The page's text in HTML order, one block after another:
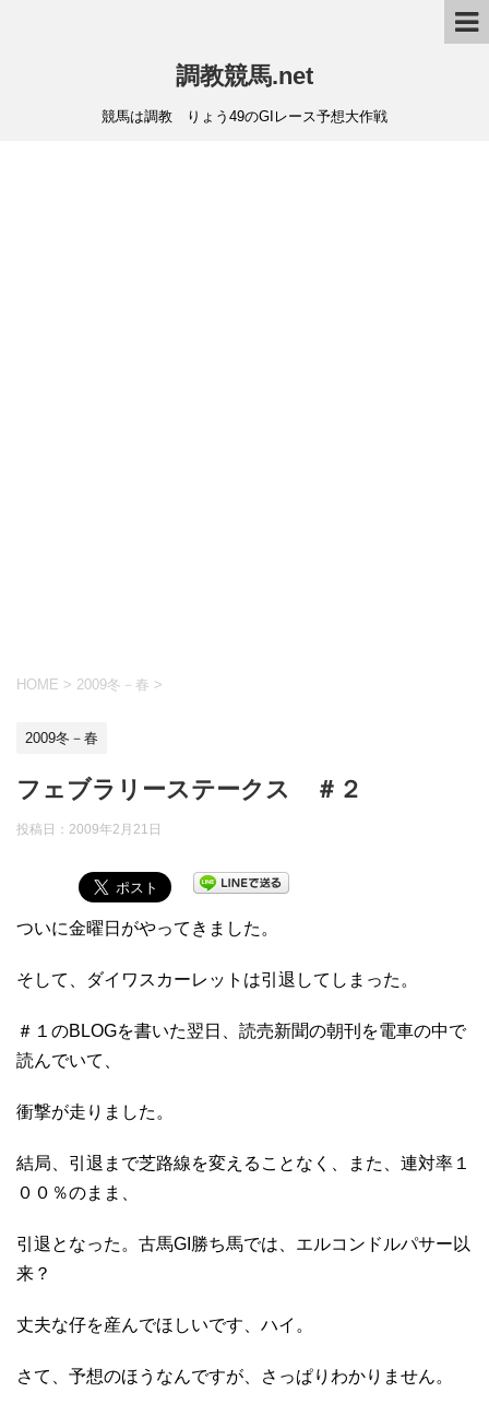
調教競馬.net
競馬は調教 りょう49のGIレース予想大作戦
HOME > 2009冬－春 >
2009冬－春
フェブラリーステークス ＃２
投稿日： 2009年2月21日
ついに金曜日がやってきました。
そして、ダイワスカーレットは引退してしまった。
＃１のBLOGを書いた翌日、読売新聞の朝刊を電車の中で
読んでいて、
衝撃が走りました。
結局、引退まで芝路線を変えることなく、また、連対率１
００％のまま、
引退となった。古馬GI勝ち馬では、エルコンドルパサー以
来？
丈夫な仔を産んでほしいです、ハイ。
さて、予想のほうなんですが、さっぱりわかりません。